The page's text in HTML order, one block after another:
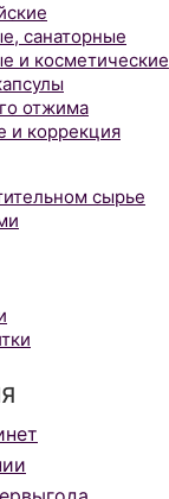
санаторные
и косметические
отжима
и коррекция
сырье